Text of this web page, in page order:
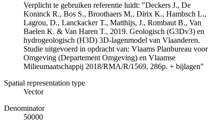
Verplicht te gebruiken referentie luidt: "Deckers J., De
Koninck R., Bos S., Broothaers M., Dirix K., Hambsch L.,
Lagrou, D., Lanckacker T., Matthijs, J., Rombaut B., Van
Baelen K. & Van Haren T., 2019. Geologisch (G3Dv3) en
hydrogeologisch (H3D) 3D-lagenmodel van Vlaanderen.
Studie uitgevoerd in opdracht van: Vlaams Planbureau voor
Omgeving (Departement Omgeving) en Vlaamse
Milieumaatschappij 2018/RMA/R/1569, 286p. + bijlagen"
Spatial representation type
Vector
Denominator
50000